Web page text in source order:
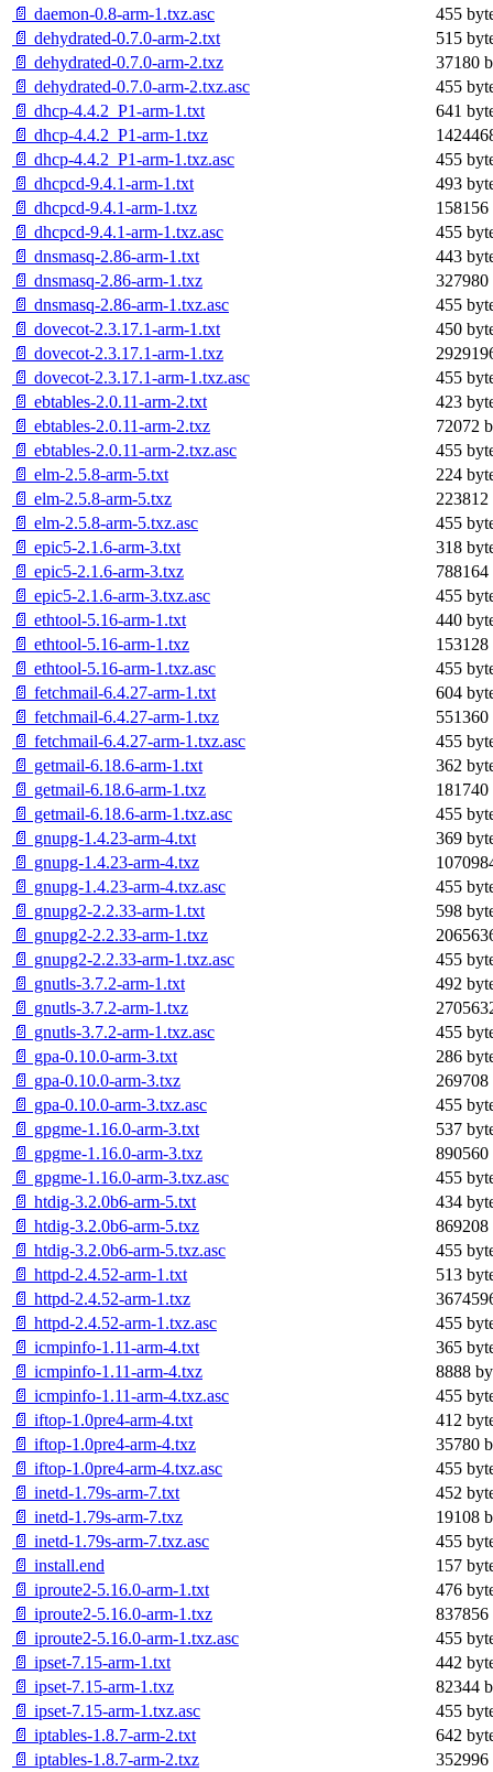
📄 daemon-0.8-arm-1.txz.asc
455
📄 dehydrated-0.7.0-arm-2.txt
515
📄 dehydrated-0.7.0-arm-2.txz
37180
📄 dehydrated-0.7.0-arm-2.txz.asc
455
📄 dhcp-4.4.2_P1-arm-1.txt
641
📄 dhcp-4.4.2_P1-arm-1.txz
📄 dhcp-4.4.2_P1-arm-1.txz.asc
455
📄 dhcpcd-9.4.1-arm-1.txt
493
📄 dhcpcd-9.4.1-arm-1.txz
158156
📄 dhcpcd-9.4.1-arm-1.txz.asc
455
📄 dnsmasq-2.86-arm-1.txt
443
📄 dnsmasq-2.86-arm-1.txz
327980
📄 dnsmasq-2.86-arm-1.txz.asc
455
📄 dovecot-2.3.17.1-arm-1.txt
450
📄 dovecot-2.3.17.1-arm-1.txz
📄 dovecot-2.3.17.1-arm-1.txz.asc
455
📄 ebtables-2.0.11-arm-2.txt
423
📄 ebtables-2.0.11-arm-2.txz
72072
📄 ebtables-2.0.11-arm-2.txz.asc
455
📄 elm-2.5.8-arm-5.txt
224
📄 elm-2.5.8-arm-5.txz
223812
📄 elm-2.5.8-arm-5.txz.asc
455
📄 epic5-2.1.6-arm-3.txt
318
📄 epic5-2.1.6-arm-3.txz
788164
📄 epic5-2.1.6-arm-3.txz.asc
455
📄 ethtool-5.16-arm-1.txt
440
📄 ethtool-5.16-arm-1.txz
153128
📄 ethtool-5.16-arm-1.txz.asc
455
📄 fetchmail-6.4.27-arm-1.txt
604
📄 fetchmail-6.4.27-arm-1.txz
551360
📄 fetchmail-6.4.27-arm-1.txz.asc
455
📄 getmail-6.18.6-arm-1.txt
362
📄 getmail-6.18.6-arm-1.txz
181740
📄 getmail-6.18.6-arm-1.txz.asc
455
📄 gnupg-1.4.23-arm-4.txt
369
📄 gnupg-1.4.23-arm-4.txz
📄 gnupg-1.4.23-arm-4.txz.asc
455
📄 gnupg2-2.2.33-arm-1.txt
598
📄 gnupg2-2.2.33-arm-1.txz
📄 gnupg2-2.2.33-arm-1.txz.asc
455
📄 gnutls-3.7.2-arm-1.txt
492
📄 gnutls-3.7.2-arm-1.txz
📄 gnutls-3.7.2-arm-1.txz.asc
455
📄 gpa-0.10.0-arm-3.txt
286
📄 gpa-0.10.0-arm-3.txz
269708
📄 gpa-0.10.0-arm-3.txz.asc
455
📄 gpgme-1.16.0-arm-3.txt
537
📄 gpgme-1.16.0-arm-3.txz
890560
📄 gpgme-1.16.0-arm-3.txz.asc
455
📄 htdig-3.2.0b6-arm-5.txt
434
📄 htdig-3.2.0b6-arm-5.txz
869208
📄 htdig-3.2.0b6-arm-5.txz.asc
455
📄 httpd-2.4.52-arm-1.txt
513
📄 httpd-2.4.52-arm-1.txz
📄 httpd-2.4.52-arm-1.txz.asc
455
📄 icmpinfo-1.11-arm-4.txt
365
📄 icmpinfo-1.11-arm-4.txz
8888
📄 icmpinfo-1.11-arm-4.txz.asc
455
📄 iftop-1.0pre4-arm-4.txt
412
📄 iftop-1.0pre4-arm-4.txz
35780
📄 iftop-1.0pre4-arm-4.txz.asc
455
📄 inetd-1.79s-arm-7.txt
452
📄 inetd-1.79s-arm-7.txz
19108
📄 inetd-1.79s-arm-7.txz.asc
455
📄 install.end
157
📄 iproute2-5.16.0-arm-1.txt
476
📄 iproute2-5.16.0-arm-1.txz
837856
📄 iproute2-5.16.0-arm-1.txz.asc
455
📄 ipset-7.15-arm-1.txt
442
📄 ipset-7.15-arm-1.txz
82344
📄 ipset-7.15-arm-1.txz.asc
455
📄 iptables-1.8.7-arm-2.txt
642
📄 iptables-1.8.7-arm-2.txz
352996